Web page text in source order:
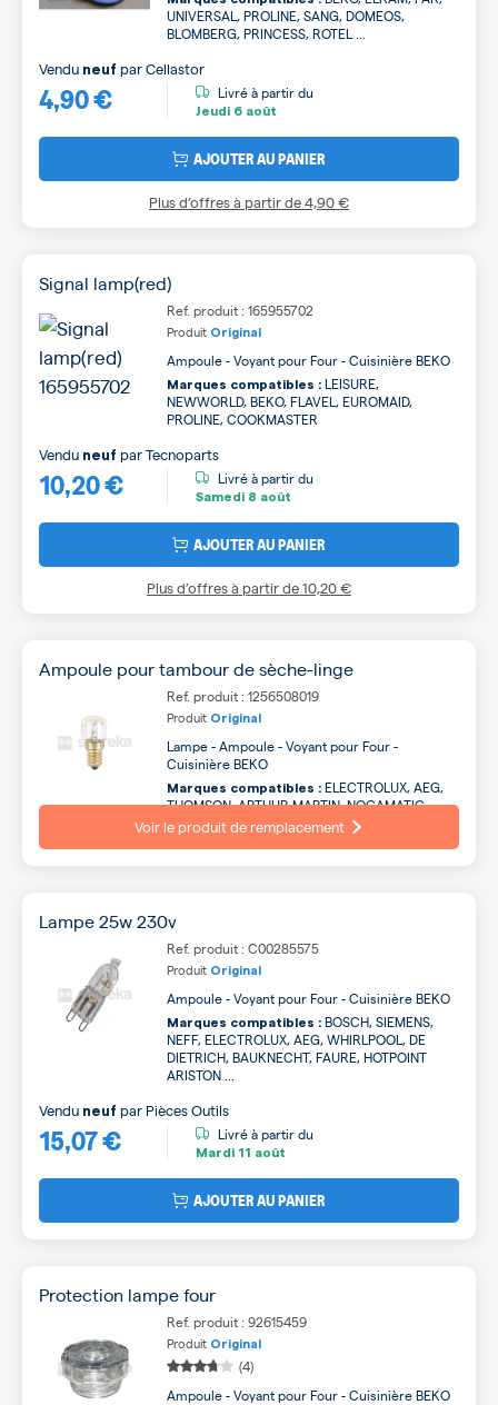
UNIVERSAL, PROLINE, SANG, DOMEOS,
BLOMBERG, PRINCESS, ROTEL ...
4,90 €
Vendu neuf parCellastor
Livré à partir du
Jeudi 6 août
AJOUTER AU PANIER
Plus d’offres à partir de4,90 €
Signal lamp(red)
Ref. produit : 165955702
Produit Original
Ampoule - Voyant pour Four - Cuisinière BEKO
Marques compatibles : LEISURE,
NEWWORLD, BEKO, FLAVEL, EUROMAID,
PROLINE, COOKMASTER
10,20 €
Vendu neuf parTecnoparts
Livré à partir du
Samedi 8 août
AJOUTER AU PANIER
Plus d’offres à partir de10,20 €
Ampoule pour tambour de sèche-linge
Ref. produit : 1256508019
Produit Original
Lampe - Ampoule - Voyant pour Four -
Cuisinière BEKO
Marques compatibles : ELECTROLUX, AEG,
THOMSON, ARTHUR MARTIN, NOGAMATIC,
PROLINE, GORENJE, VEDETTE, ZANKER,
CURTISS ...
Voir le produit de remplacement
Lampe 25w 230v
Ref. produit : C00285575
Produit Original
Ampoule - Voyant pour Four - Cuisinière BEKO
Marques compatibles : BOSCH, SIEMENS,
NEFF, ELECTROLUX, AEG, WHIRLPOOL, DE
DIETRICH, BAUKNECHT, FAURE, HOTPOINT
ARISTON ...
15,07 €
Vendu neuf par Pièces Outils
Livré à partir du
Mardi 11 août
AJOUTER AU PANIER
Protection lampe four
Ref. produit : 92615459
Produit Original
(4)
Ampoule - Voyant pour Four - Cuisinière BEKO